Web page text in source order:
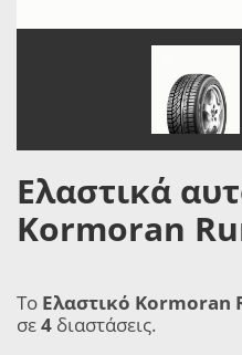
Ελαστικά
Kormoran
Το Ελαστικό Kormoran
σε4 διαστάσεις.